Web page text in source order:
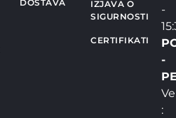
DOSTAVA
IZJAVA O
SIGURNOSTI
CERTIFIKATI
-
-
: